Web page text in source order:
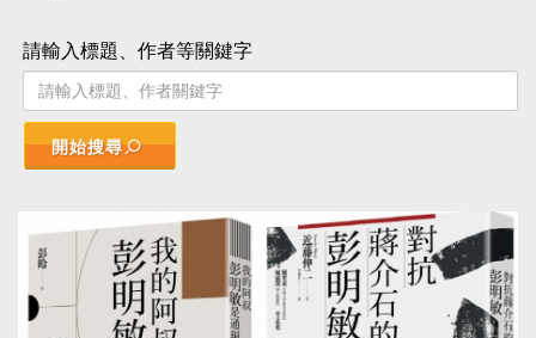
請輸入標題、作者等關鍵字
開始搜尋